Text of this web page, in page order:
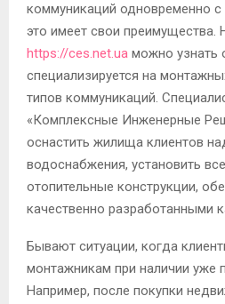
коммуникаций одновременно
это имеет свои преимущества.
https://ces.net.ua можно узнать
специализируется на
типов коммуникаций.
«Комплексные Инженерные
оснастить жилища клиентов
водоснабжения, установить
отопительные конструкции,
качественно разработанными
Бывают ситуации, когда
монтажникам при наличии уже
Например, после покупки